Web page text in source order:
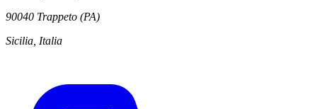
90040 Trappeto (PA)
Sicilia, Italia